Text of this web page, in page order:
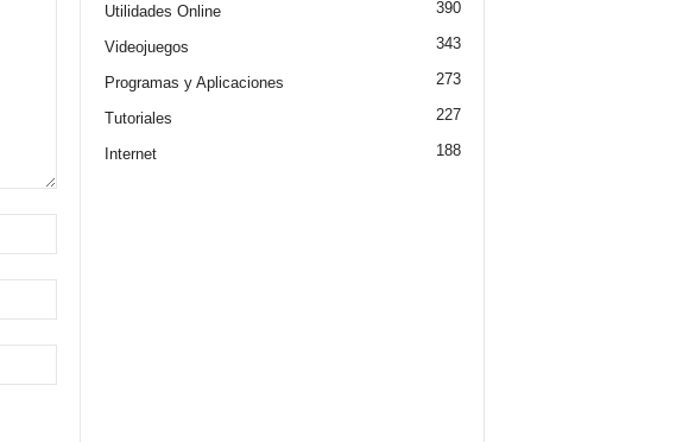
Utilidades Online 390
Videojuegos 343
Programas y Aplicaciones 273
Tutoriales 227
Internet 188